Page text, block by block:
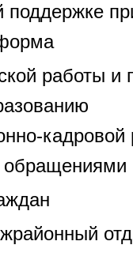
поддержке
работы
кадровой